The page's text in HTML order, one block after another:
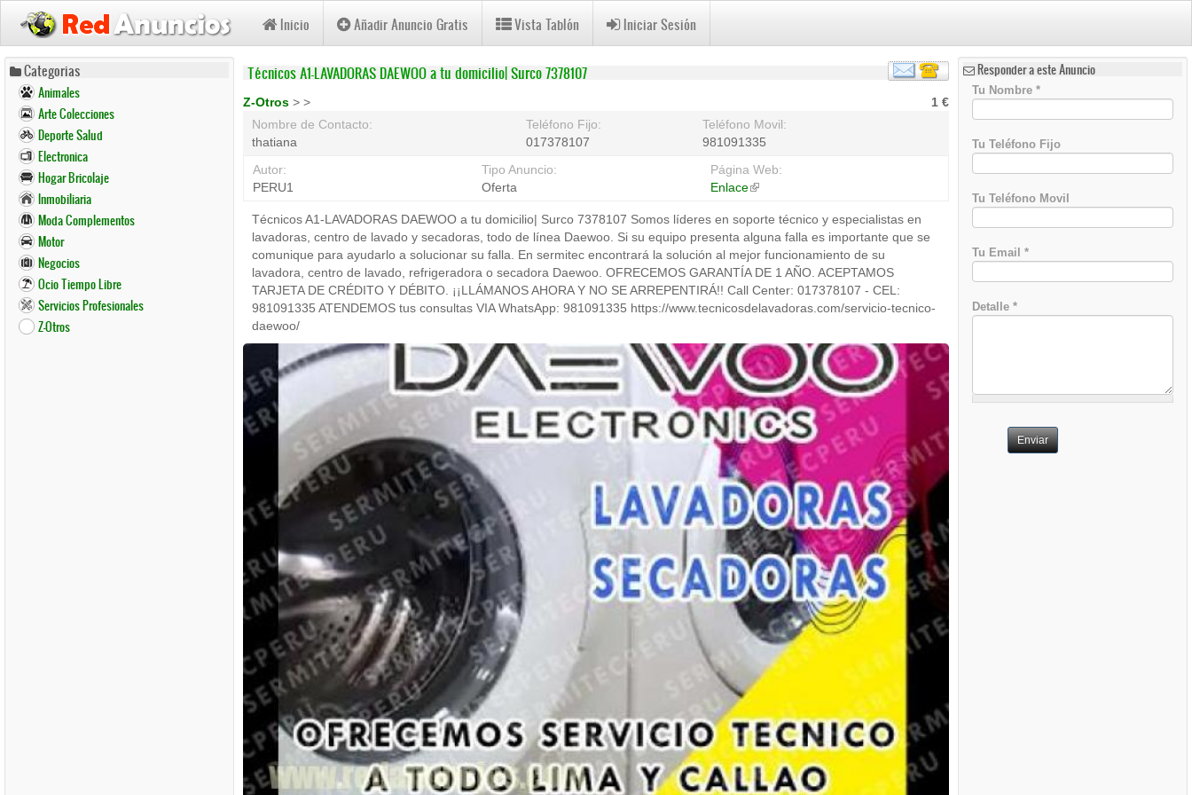
Pasar
contenido
principal
Inicio Añadir Anuncio Gratis Vista Tablón Iniciar Sesión
Categorias
Animales
Arte Colecciones
Deporte Salud
Electronica
Hogar Bricolaje
Inmobiliaria
Moda Complementos
Motor
Negocios
Ocio Tiempo Libre
Servicios Profesionales
Z-Otros
Técnicos A1-LAVADORAS DAEWOO a tu domicilio| Surco 7378107
1 €
Z-Otros > >
Nombre de Contacto:
thatiana
Teléfono Fijo:
017378107
Teléfono Movil:
981091335
Autor:
PERU1
Tipo Anuncio:
Oferta
Página Web:
Enlace(link
external)
Técnicos A1-LAVADORAS DAEWOO a tu domicilio| Surco 7378107 Somos líderes en soporte técnico y especialistas en
lavadoras, centro de lavado y secadoras, todo de línea Daewoo. Si su equipo presenta alguna falla es importante que se
comunique para ayudarlo a solucionar su falla. En sermitec encontrará la solución al mejor funcionamiento de su
lavadora, centro de lavado, refrigeradora o secadora Daewoo. OFRECEMOS GARANTÍA DE 1 AÑO. ACEPTAMOS
TARJETA DE CRÉDITO Y DÉBITO. ¡¡LLÁMANOS AHORA Y NO SE ARREPENTIRÁ!! Call Center: 017378107 - CEL:
981091335 ATENDEMOS tus consultas VIA WhatsApp: 981091335 https://www.tecnicosdelavadoras.com/servicio-tecnico-
daewoo/
Responder a este Anuncio
Tu Nombre*
Tu Teléfono Fijo
Tu Teléfono Movil
Tu Email*
Detalle*
Enviar